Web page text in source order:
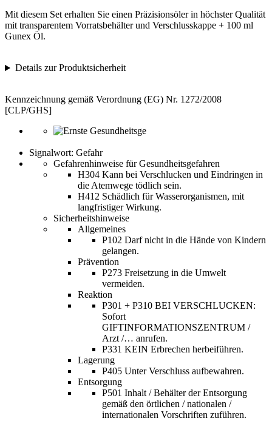
Mit diesem Set erhalten Sie einen Präzisionsöler in höchster Qualität
mit transparentem Vorratsbehälter und Verschlusskappe + 100 ml
Gunex Öl.
Details zur Produktsicherheit
Kennzeichnung gemäß Verordnung (EG) Nr. 1272/2008
[CLP/GHS]
Signalwort: Gefahr
Gefahrenhinweise für Gesundheitsgefahren
H304 Kann bei Verschlucken und Eindringen in
die Atemwege tödlich sein.
H412 Schädlich für Wasserorganismen, mit
langfristiger Wirkung.
Sicherheitshinweise
Allgemeines
P102 Darf nicht in die Hände von Kindern
gelangen.
Prävention
P273 Freisetzung in die Umwelt
vermeiden.
Reaktion
P301 + P310 BEI VERSCHLUCKEN:
Sofort
GIFTINFORMATIONSZENTRUM /
Arzt /… anrufen.
P331 KEIN Erbrechen herbeiführen.
Lagerung
P405 Unter Verschluss aufbewahren.
Entsorgung
P501 Inhalt / Behälter der Entsorgung
gemäß den örtlichen / nationalen /
internationalen Vorschriften zuführen.